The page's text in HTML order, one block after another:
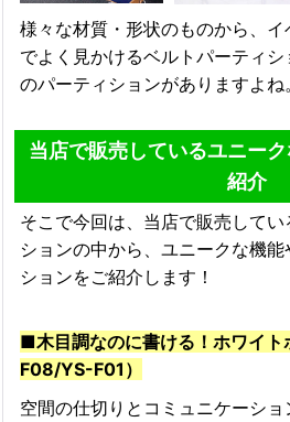
様々な材質・形状のものから、
でよく見かけるベルトパーティ
のパーティションがありますよね。
当店で販売しているユニー
紹介
そこで今回は、当店で販売して
ションの中から、ユニークな機
ションをご紹介します！
■木目調なのに書ける！ホワイ
F08/YS-F01）
空間の仕切りとコミュニケーシ